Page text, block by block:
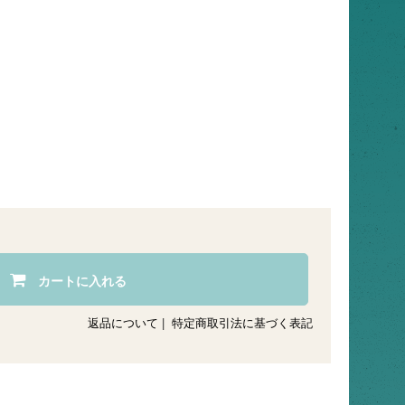
カートに入れる
返品について 特定商取引法に基づく表記